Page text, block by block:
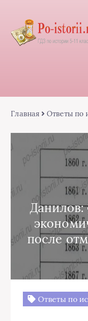
Главная Ответы по
Данилов:
после
Ответы по